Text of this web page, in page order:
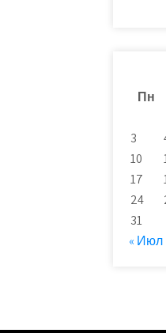
Пн
3
10
17
24
31
« Июл